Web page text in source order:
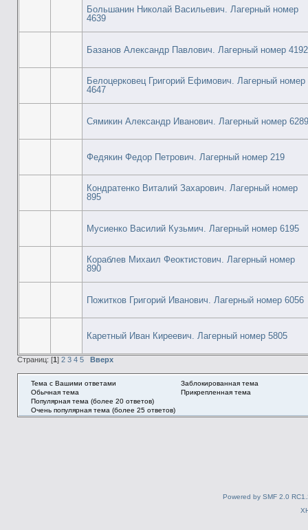
Большанин Николай Васильевич. Лагерный номер
4639
Базанов Александр Павлович. Лагерный номер 4192
Белоцерковец Григорий Ефимович. Лагерный номер
4647
Сямикин Александр Иванович. Лагерный номер 6289
Федякин Федор Петрович. Лагерный номер 219
Кондратенко Виталий Захарович. Лагерный номер
895
Мусиенко Василий Кузьмич. Лагерный номер 6195
Кораблев Михаил Феоктистович. Лагерный номер
890
Пожитков Григорий Иванович. Лагерный номер 6056
Каретный Иван Киреевич. Лагерный номер 5805
Страниц: [1 ] 2 3 4 5 Вверх
Тема с Вашими ответами
Обычная тема
Популярная тема (более 20 ответов)
Очень популярная тема (более 25 ответов)
Заблокированная тема
Прикрепленная тема
Powered by SMF 2.0